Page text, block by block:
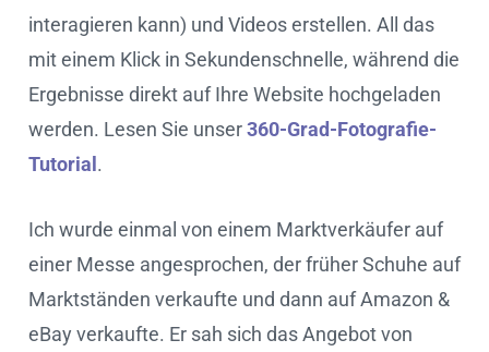
interagieren kann) und Videos erstellen. All das
mit einem Klick in Sekundenschnelle, während die
Ergebnisse direkt auf Ihre Website hochgeladen
werden. Lesen Sie unser360-Grad-Fotografie-
Tutorial .
Ich wurde einmal von einem Marktverkäufer auf
einer Messe angesprochen, der früher Schuhe auf
Marktständen verkaufte und dann auf Amazon &
eBay verkaufte. Er sah sich das Angebot von